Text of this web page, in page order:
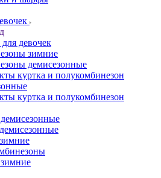
девочек
зимние
демисезонные
куртка и полукомбинезон
куртка и полукомбинезон